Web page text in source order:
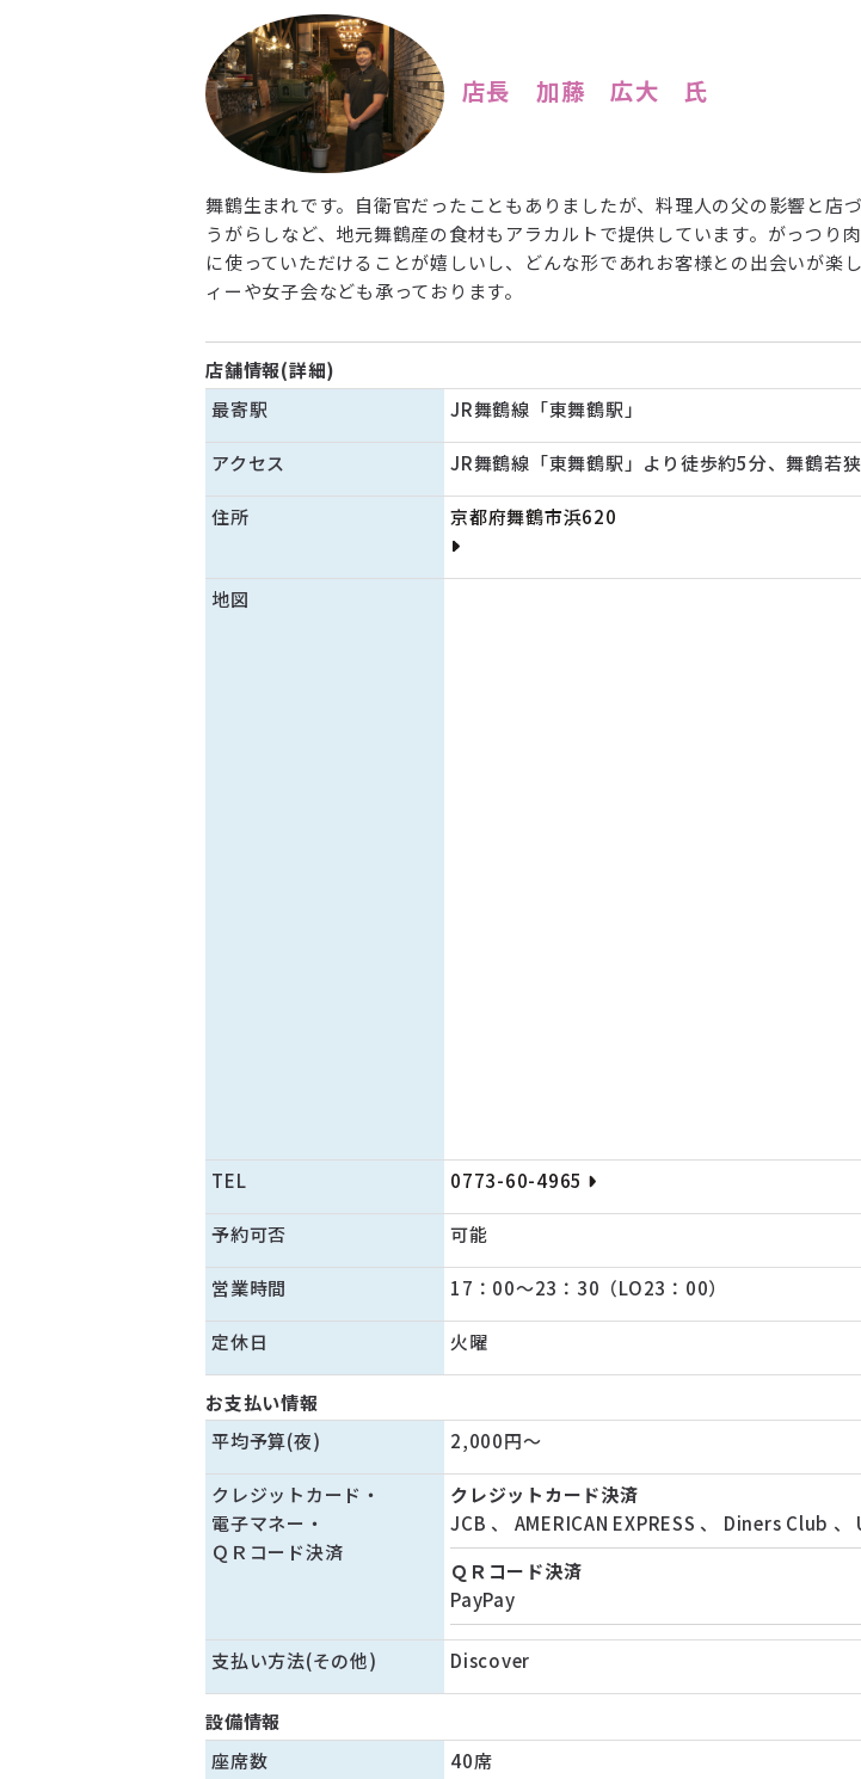
店長 加藤 広大 氏
舞鶴生まれです。自衛官だったこともありましたが、料理人の父の影響と店
うがらしなど、地元舞鶴産の食材もアラカルトで提供しています。がっつ
に使っていただけることが嬉しいし、どんな形であれお客様との出会いが
ィーや女子会なども承っております。
店舗情報(詳細)
最寄駅
JR舞鶴線「東舞鶴駅」
アクセス JR舞鶴線「東舞鶴駅」より徒歩約5分、舞鶴若
住所 京都府舞鶴市浜620
地図
TEL 0773-60-4965
予約可否 可能
営業時間 17：00～23：30（LO23：00）
定休日 火曜
お支払い情報
平均予算(夜)
2,000円～
クレジットカード・
電子マネー・
ＱＲコード決済
クレジットカード決済
JCB 、 AMERICAN EXPRESS 、 Diners Club 、
ＱＲコード決済
PayPay
支払い方法(その他) Discover
設備情報
座席数
40席